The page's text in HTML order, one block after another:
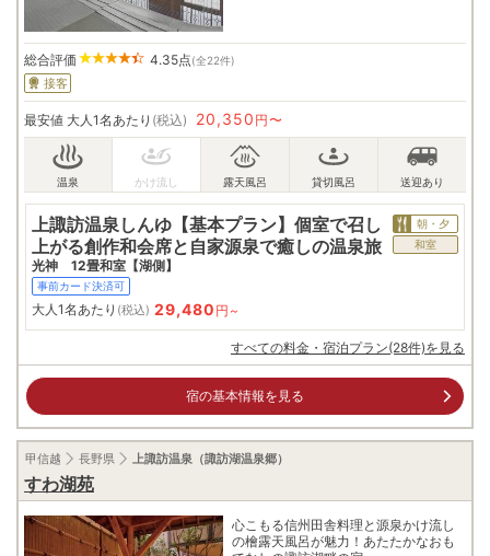
総合評価 4.35点(全22件)
接客
最安値 大人1名あたり (税込) 20,350 円〜
上諏訪温泉しんゆ【基本プラン】個室で召し
上がる創作和会席と自家源泉で癒しの温泉旅
光神 12畳和室【湖側】
事前カード決済可
朝・夕
和室
大人1名あたり (税込) 29,480 円~
すべての料金・宿泊プラン(28件)を見る
宿の基本情報を見る
甲信越 長野県 上諏訪温泉（諏訪湖温泉郷）
すわ湖苑
心こもる信州田舎料理と源泉かけ流し
の檜露天風呂が魅力！あたたかなおも